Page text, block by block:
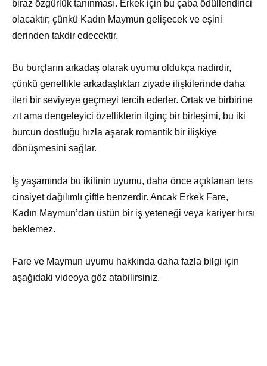
biraz özgürlük tanınması. Erkek için bu çaba ödüllendirici
olacaktır; çünkü Kadın Maymun gelişecek ve eşini
derinden takdir edecektir.
Bu burçların arkadaş olarak uyumu oldukça nadirdir,
çünkü genellikle arkadaşlıktan ziyade ilişkilerinde daha
ileri bir seviyeye geçmeyi tercih ederler. Ortak ve birbirine
zıt ama dengeleyici özelliklerin ilginç bir birleşimi, bu iki
burcun dostluğu hızla aşarak romantik bir ilişkiye
dönüşmesini sağlar.
İş yaşamında bu ikilinin uyumu, daha önce açıklanan ters
cinsiyet dağılımlı çiftle benzerdir. Ancak Erkek Fare,
Kadın Maymun’dan üstün bir iş yeteneği veya kariyer hırsı
beklemez.
Fare ve Maymun uyumu hakkında daha fazla bilgi için
aşağıdaki videoya göz atabilirsiniz.